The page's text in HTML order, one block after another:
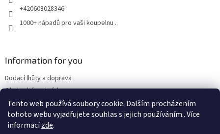
Tento web používá soubory cookie. Dalším procházením
tohoto webu vyjadřujete souhlas s jejich používáním.. Více
informacízde.
+420608028346
1000+ nápadů pro vaši koupelnu ..
Information for you
Dodací lhůty a doprava
Obchodní podmínky